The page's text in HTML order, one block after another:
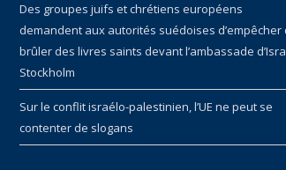
Des groupes juifs et chrétiens européens
demandent aux autorités suédoises d’empêcher
brûler des livres saints devant l’ambassade
Stockholm
Sur le conflit israélo-palestinien, l’UE ne peut se
contenter de slogans